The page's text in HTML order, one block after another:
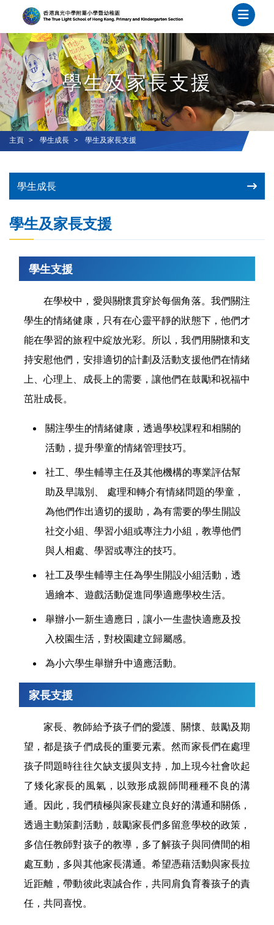
學生及家長支援
主頁 學生成長 學生及家長支援
學生成長
學生及家長支援
學生支援
在學校中，愛與關懷貫穿於每個角落。我們關注
學生的情緒健康，只有在心靈平靜的狀態下，他們才
能在學習的旅程中綻放光彩。所以，我們用關懷和支
持安慰他們，安排適切的計劃及活動支援他們在情緒
上、心理上、成長上的需要，讓他們在鼓勵和祝福中
茁壯成長。
關注學生的情緒健康，透過學校課程和相關的
活動，提升學童的情緒管理技巧。
社工、學生輔導主任及其他機構的專業評估幫
助及早識別、 處理和轉介有情緒問題的學童，
為他們作出適切的援助，為有需要的學生開設
社交小組、學習小組或專注力小組，教導他們
與人相處、學習或專注的技巧。
社工及學生輔導主任為學生開設小組活動，透
過繪本、遊戲活動促進同學適應學校生活。
舉辦小一新生適應日，讓小一生盡快適應及投
入校園生活，對校園建立歸屬感。
為小六學生舉辦升中適應活動。
家長支援
家長、教師給予孩子們的愛護、關懷、鼓勵及期
望，都是孩子們成長的重要元素。然而家長們在處理
孩子問題時往往欠缺支援與支持，加上現今社會吹起
了矮化家長的風氣，以致形成親師間種種不良的溝
通。因此，我們積極與家長建立良好的溝通和關係，
透過主動策劃活動，鼓勵家長們多留意學校的政策，
多信任教師對孩子的教導，多了解孩子與同儕間的相
處互動，多與其他家長溝通。希望憑藉活動與家長拉
近距離，帶動彼此衷誠合作，共同肩負育養孩子的責
任，共同喜悅。